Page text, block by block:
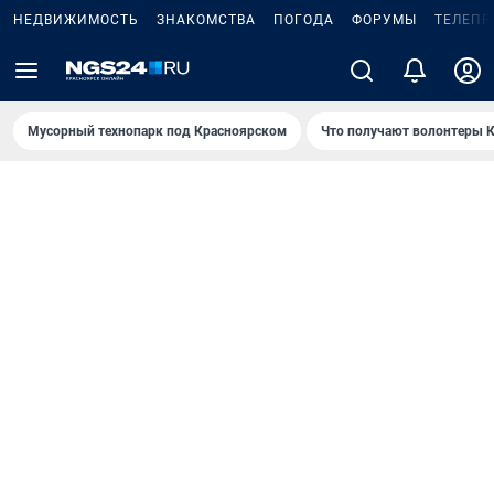
НЕДВИЖИМОСТЬ ЗНАКОМСТВА ПОГОДА ФОРУМЫ
Мусорный технопарк под Крaсноярском Что получают волонтеры